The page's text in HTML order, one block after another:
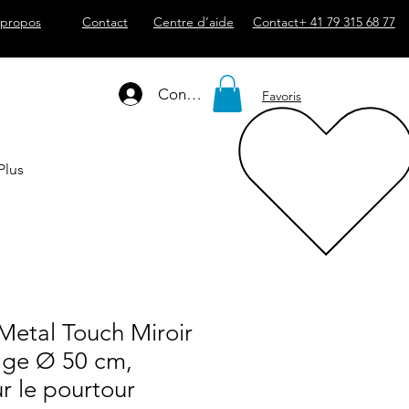
Contact Centre d’aide Contact+ 41 79 315 68 77
Connexion Favoris
Touch Miroir
Ø 50 cm,
le pourtour